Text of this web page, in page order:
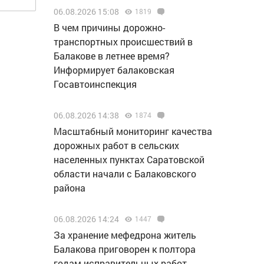
06.08.2026 15:08 1819
В чем причины дорожно-
транспортных происшествий в
Балакове в летнее время?
Информирует балаковская
Госавтоинспекция
06.08.2026 14:38 1874
Масштабный мониторинг качества
дорожных работ в сельских
населенных пунктах Саратовской
области начали с Балаковского
района
06.08.2026 14:24 1447
За хранение мефедрона житель
Балакова приговорен к полтора